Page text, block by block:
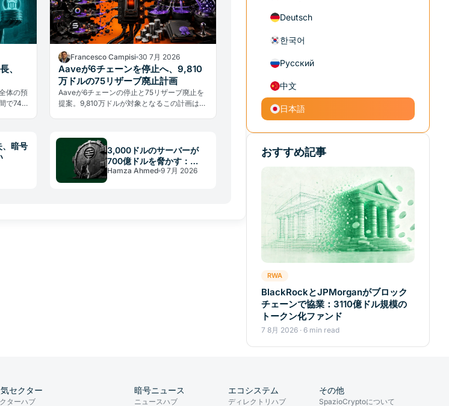
、
体の預
で74
Francesco Campisi 30 7月 2026
Aaveが6チェーンを停止へ、9,810
万ドルの75リザーブ廃止計画
Aaveが6チェーンの停止と75リザーブ廃止を
提案。9,810万ドルが対象となるこの計画は、
暗号
3,000ドルのサーバーが
700億ドルを脅かす：
AptosのMove VM脆弱性
Hamza Ahmed 9 7月 2026
Deutsch
한국어
Русский
中文
日本語
おすすめ記事
RWA
BlackRockとJPMorganがブロック
チェーンで協業：3110億ドル規模の
トークン化ファンド
7 8月 2026 · 6 min read
気セクター
ターハブ
暗号ニュース
ニュースハブ
エコシステム
ディレクトリハブ
その他
SpazioCryptoについて